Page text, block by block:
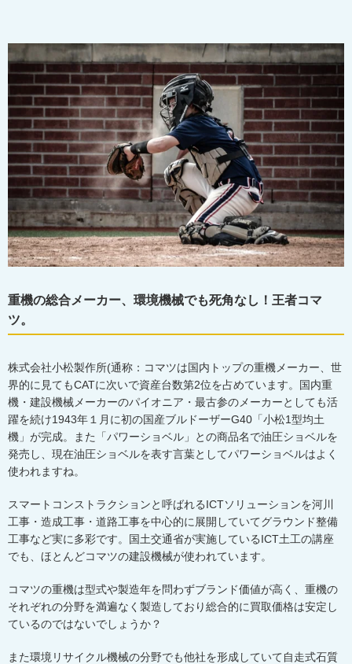
重機の総合メーカー、環境機械でも死角なし！王者コマ
ツ。
株式会社小松製作所(通称：コマツは国内トップの重機メーカー、世
界的に見てもCATに次いで資産台数第2位を占めています。国内重
機・建設機械メーカーのパイオニア・最古参のメーカーとしても活
躍を続け1943年１月に初の国産ブルドーザーG40 「小松1型均土
機」が完成。また「パワーショベル」との商品名で油圧ショベルを
発売し、現在油圧ショベルを表す言葉としてパワーショベルはよく
使われますね。
スマートコンストラクションと呼ばれるICTソリューションを河川
工事・造成工事・道路工事を中心的に展開していてグラウンド整備
工事など実に多彩です。国土交通省が実施しているICT土工の講座
でも、ほとんどコマツの建設機械が使われています。
コマツの重機は型式や製造年を問わずブランド価値が高く、重機の
それぞれの分野を満遍なく製造しており総合的に買取価格は安定し
ているのではないでしょうか？
また環境リサイクル機械の分野でも他社を形成していて自走式石質